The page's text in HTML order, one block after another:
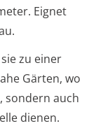
Eignet
zu einer
Gärten, wo
sondern auch
dienen.